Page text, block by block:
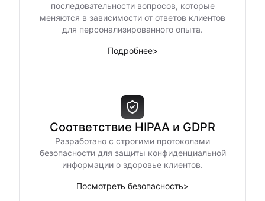
последовательности вопросов, которые
меняются в зависимости от ответов клиентов
для персонализированного опыта.
Подробнее>
Соответствие HIPAA и GDPR
Разработано с строгими протоколами
безопасности для защиты конфиденциальной
информации о здоровье клиентов.
Посмотреть безопасность>